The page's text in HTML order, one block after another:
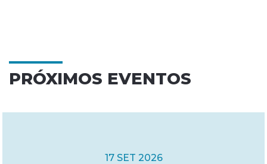
PRÓXIMOS EVENTOS
17 SET 2026